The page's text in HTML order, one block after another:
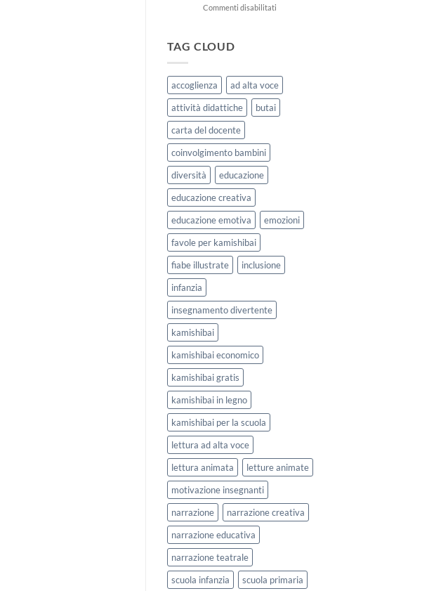
delle
2026
Commenti disabilitatisu
lavorare
sull’accoglienza
a
scuola
TAG CLOUD
accoglienza
ad alta voce
attività didattiche
butai
carta del docente
coinvolgimento bambini
diversità
educazione
educazione creativa
educazione emotiva
emozioni
favole per kamishibai
fiabe illustrate
inclusione
infanzia
insegnamento divertente
kamishibai
kamishibai economico
kamishibai gratis
kamishibai in legno
kamishibai per la scuola
lettura ad alta voce
lettura animata
letture animate
motivazione insegnanti
narrazione
narrazione creativa
narrazione educativa
narrazione teatrale
scuola infanzia
scuola primaria